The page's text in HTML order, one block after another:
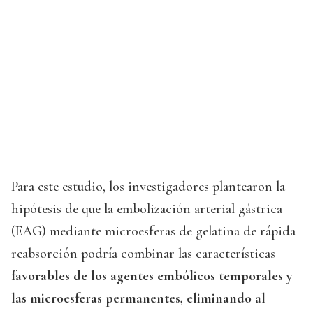
Para este estudio, los investigadores plantearon la
hipótesis de que la embolización arterial gástrica
(EAG) mediante microesferas de gelatina de rápida
reabsorción podría combinar las características
favorables de los agentes embólicos temporales y
las microesferas permanentes, eliminando al